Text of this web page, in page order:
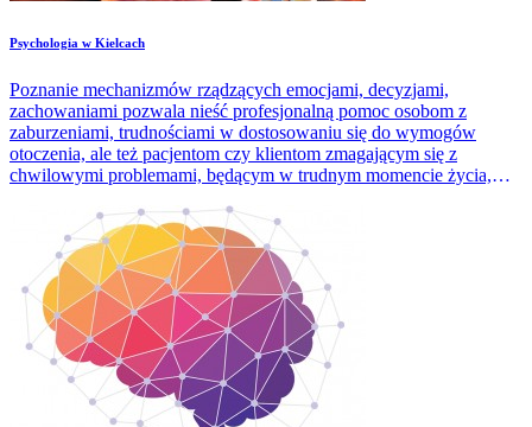
​Psychologia w Kielcach
Poznanie mechanizmów rządzących emocjami, decyzjami,
zachowaniami pozwala nieść profesjonalną pomoc osobom z
zaburzeniami, trudnościami w dostosowaniu się do wymogów
otoczenia, ale też pacjentom czy klientom zmagającym się z
chwilowymi problemami, będącym w trudnym momencie życia,